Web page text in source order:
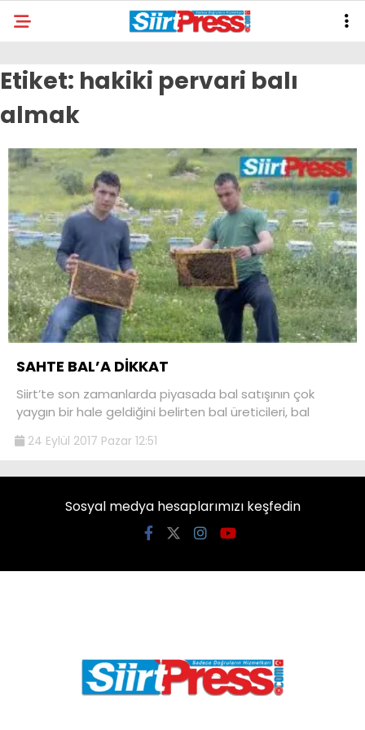
Etiket: hakiki pervari balı
almak
SAHTE BAL’A DİKKAT
Siirt’te son zamanlarda piyasada bal satışının çok
yaygın bir hale geldiğini belirten bal üreticileri, bal
24 Eylül 2017 Pazar 12:51
Sosyal medya hesaplarımızı keşfedin